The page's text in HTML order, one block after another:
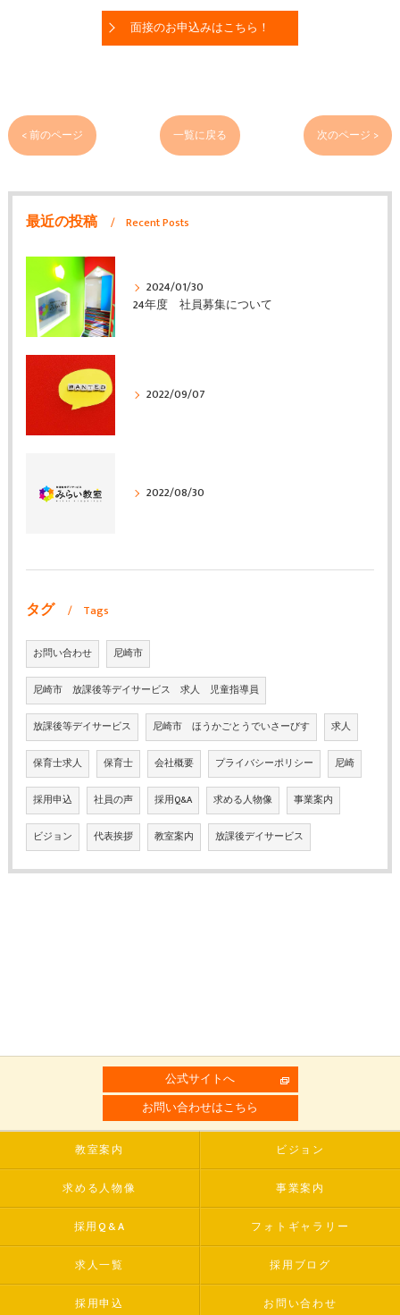
面接のお申込みはこちら！
< 前のページ 一覧に戻る 次のページ >
最近の投稿 Recent Posts
2024/01/30
24年度 社員募集について
2022/09/07
2022/08/30
タグ Tags
お問い合わせ 尼崎市
尼崎市 放課後等デイサービス 求人 児童指導員
放課後等デイサービス 尼崎市 ほうかごとうでいさーびす 求人
保育士求人 保育士 会社概要 プライバシーポリシー 尼崎
採用申込 社員の声 採用Q&A 求める人物像 事業案内
ビジョン 代表挨拶 教室案内 放課後デイサービス
公式サイトへ
お問い合わせはこちら
教室案内 ビジョン
求める人物像 事業案内
採用Q&A フォトギャラリー
求人一覧 採用ブログ
採用申込 お問い合わせ